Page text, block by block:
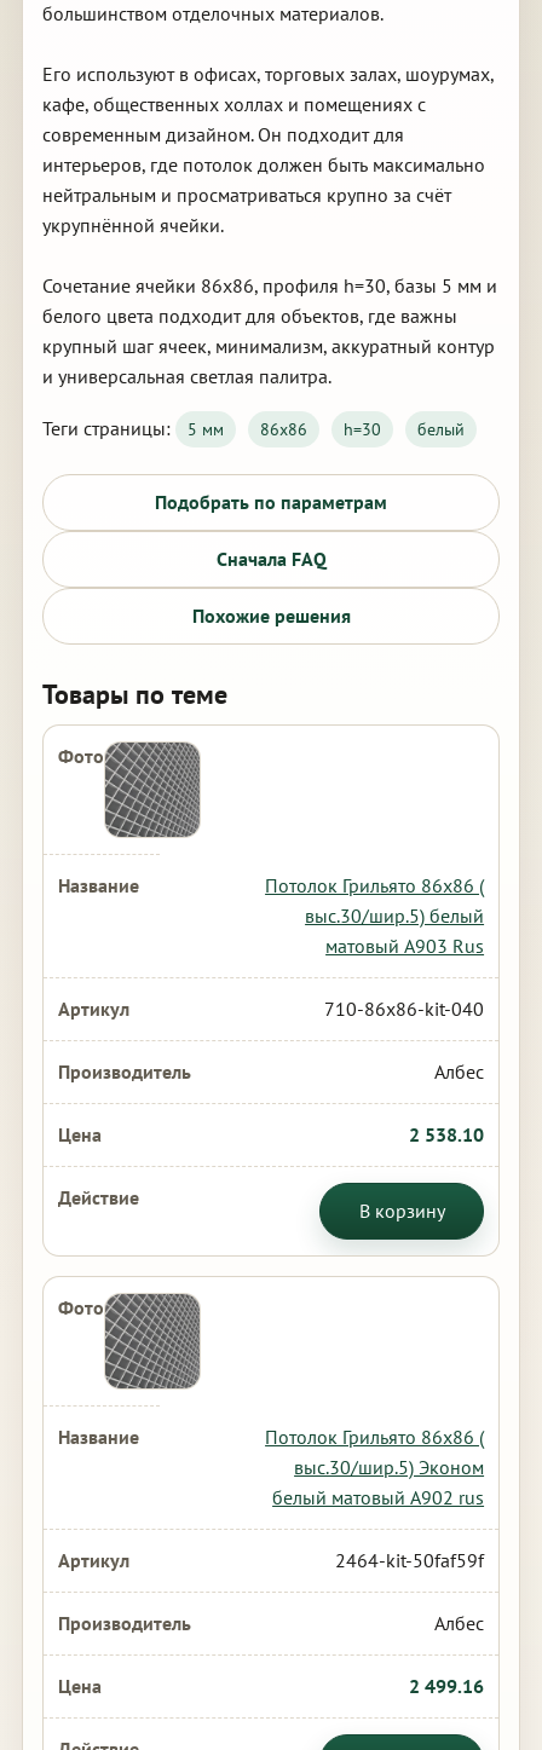
большинством отделочных материалов.
Его используют в офисах, торговых залах, шоурумах,
кафе, общественных холлах и помещениях с
современным дизайном. Он подходит для
интерьеров, где потолок должен быть максимально
нейтральным и просматриваться крупно за счёт
укрупнённой ячейки.
Сочетание ячейки 86х86, профиля h=30, базы 5 мм и
белого цвета подходит для объектов, где важны
крупный шаг ячеек, минимализм, аккуратный контур
и универсальная светлая палитра.
Теги страницы: 5 мм 86х86 h=30 белый
Подобрать по параметрам
Сначала FAQ
Похожие решения
Товары по теме
Потолок Грильято 86х86 (
выс.30/шир.5) белый
матовый А903 Rus
710-86x86-kit-040
Албес
2 538.10
В корзину
Потолок Грильято 86х86 (
выс.30/шир.5) Эконом
белый матовый А902 rus
2464-kit-50faf59f
Албес
2 499.16